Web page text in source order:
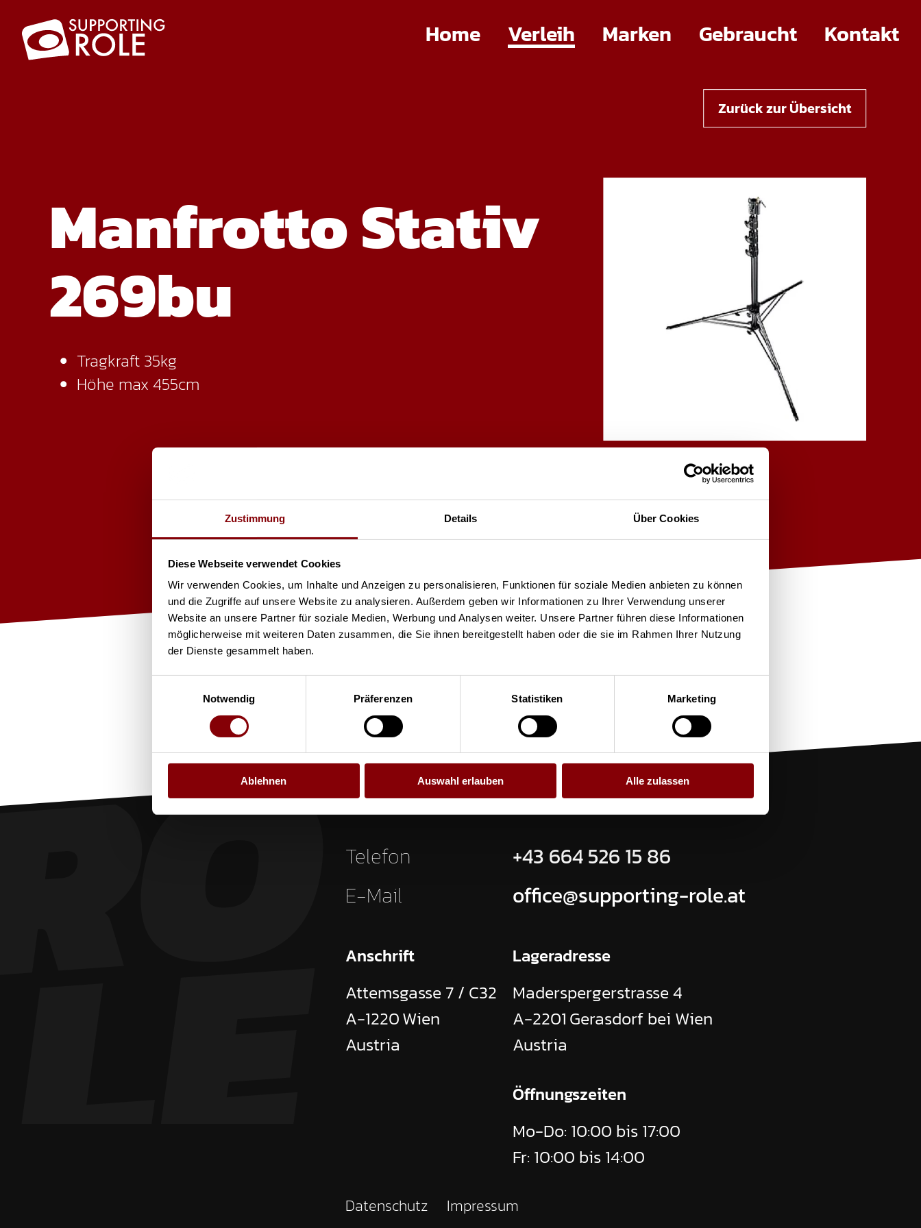
Zustimmung Details Über Cookies
Diese Webseite verwendet Cookies
Wir verwenden Cookies, um Inhalte und Anzeigen zu personalisieren, Funktionen für soziale Medien anbieten zu können
und die Zugriffe auf unsere Website zu analysieren. Außerdem geben wir Informationen zu Ihrer Verwendung unserer
Website an unsere Partner für soziale Medien, Werbung und Analysen weiter. Unsere Partner führen diese Informationen
möglicherweise mit weiteren Daten zusammen, die Sie ihnen bereitgestellt haben oder die sie im Rahmen Ihrer Nutzung
der Dienste gesammelt haben.
Notwendig
Präferenzen Statistiken Marketing
Ablehnen Auswahl erlauben Alle zulassen
Home Verleih Marken Gebraucht Kontakt
Zurück zur Übersicht
Manfrotto Stativ
269bu
Tragkraft 35kg
Höhe max 455cm
Jetzt Produkt anfragen
Telefon
+43 664 526 15 86
E-Mail
office@supporting-role.at
Anschrift
Attemsgasse 7 / C32
A-1220Wien
Austria
Lageradresse
Maderspergerstrasse 4
A-2201Gerasdorf bei Wien
Austria
Öffnungszeiten
Mo-Do: 10:00 bis 17:00
Fr: 10:00 bis 14:00
Datenschutz Impressum